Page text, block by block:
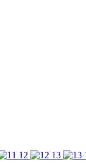
12 13